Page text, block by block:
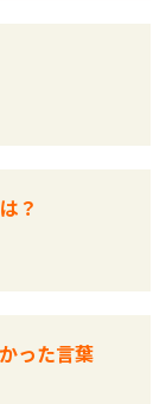
？
った言葉